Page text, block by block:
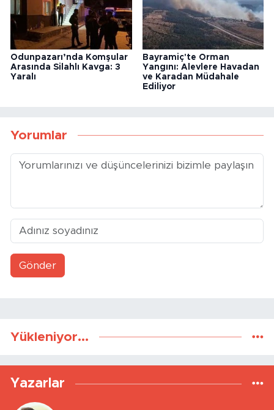
Odunpazarı’nda Komşular
Arasında Silahlı Kavga: 3
Yaralı
Bayramiç'te Orman
Yangını: Alevlere Havadan
ve Karadan Müdahale
Ediliyor
Yorumlar
Gönder
Yükleniyor...
Yazarlar